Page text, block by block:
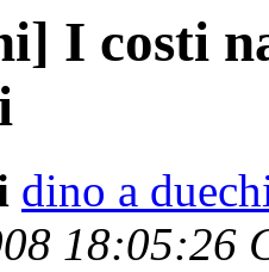
I costi
dino a
18:05:26